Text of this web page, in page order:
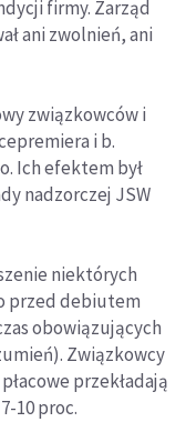
firmy. Zarząd
ani zwolnień, ani
związkowców i
i b.
Ich efektem był
nadzorczej JSW
niektórych
przed debiutem
obowiązujących
Związkowcy
przekładają
10 proc.